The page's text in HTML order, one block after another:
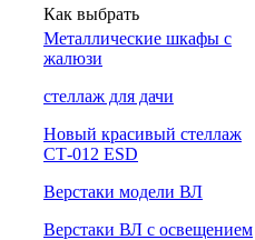
Как выбрать
Металлические шкафы с
жалюзи
cтеллаж для дачи
Новый красивый стеллаж
СТ-012 ESD
Верстаки модели ВЛ
Верстаки ВЛ с освещением